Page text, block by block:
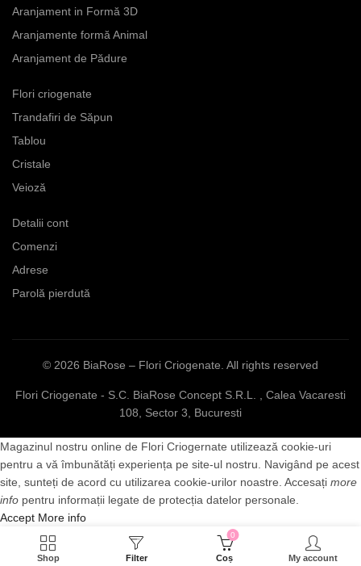
Aranjament in Formă 3D
Aranjamente formă Animal
Aranjament de Pădure
Flori criogenate
Trandafiri de Săpun
Tablou
Cristale
Veioză
Detalii cont
Comenzi
Adrese
Parolă pierdută
© 2026 BiaRose – Flori Criogenate . All rights reserved
Flori Criogenate - S.C. BiaRose Concept S.R.L. , Calea Vacaresti
108, Sector 3, Bucuresti
Shop Filter
0
Coș My account
Magazinul nostru online de Flori Criogernate utilizează cookie-uri
pentru a vă îmbunătăți experiența pe site-ul nostru. Navigând pe acest
site, sunteți de acord cu utilizarea cookie-urilor noastre. Accesați more
info pentru informații legate de protecția datelor personale.
Accept More info